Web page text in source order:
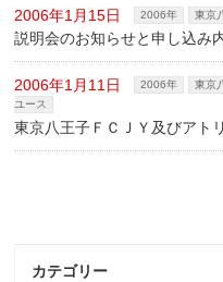
2006年1月15日 2006年 東京
説明会のお知らせと申し込み
2006年1月11日 2006年 東京
ユース
東京八王子ＦＣＪＹ及びアト
カテゴリー